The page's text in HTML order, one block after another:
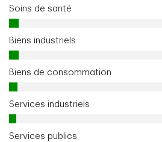
Soins de santé
Biens industriels
Biens de consommation
Services industriels
Services publics